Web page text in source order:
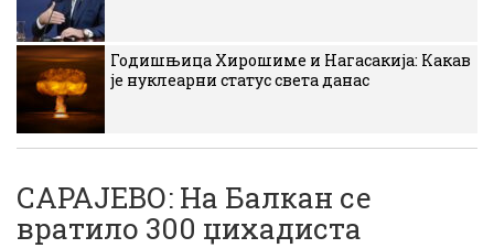
Годишњица Хирошиме и Нагасакија: Какав
је нуклеарни статус света данас
САРАЈЕВО: На Балкан се
вратило 300 џихадиста